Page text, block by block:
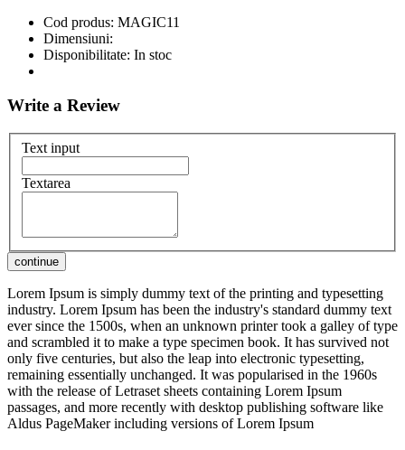
Cod produs: MAGIC11
Dimensiuni:
Disponibilitate: In stoc
Write a Review
Text input
Textarea
Lorem Ipsum is simply dummy text of the printing and typesetting
industry. Lorem Ipsum has been the industry's standard dummy text
ever since the 1500s, when an unknown printer took a galley of type
and scrambled it to make a type specimen book. It has survived not
only five centuries, but also the leap into electronic typesetting,
remaining essentially unchanged. It was popularised in the 1960s
with the release of Letraset sheets containing Lorem Ipsum
passages, and more recently with desktop publishing software like
Aldus PageMaker including versions of Lorem Ipsum